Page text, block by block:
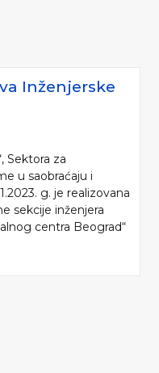
Inženjerske
Sektora za
u saobraćaju i
g. je realizovana
sekcije inženjera
centra Beograd“